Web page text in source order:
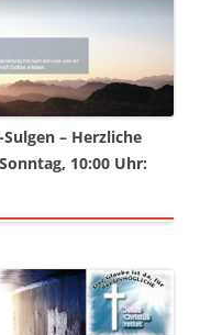
– Herzliche
10:00 Uhr: